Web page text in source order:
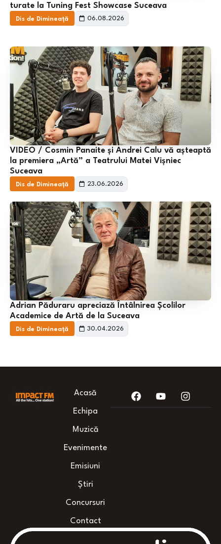
turate la Tuning Fest Showcase Suceava
Dis de Dimineață 06.08.2026
VIDEO / Cosmin Panaite și Andrei Calu vă așteaptă
la premiera „Artă” a Teatrului Matei Vișniec
Suceava
Dis de Dimineață 23.06.2026
Adrian Păduraru apreciază Întâlnirea Școlilor
Academice de Artă de la Suceava
Dis de Dimineață 30.04.2026
Acasă
Echipa
Muzică
Evenimente
Emisiuni
Știri
Concursuri
Contact